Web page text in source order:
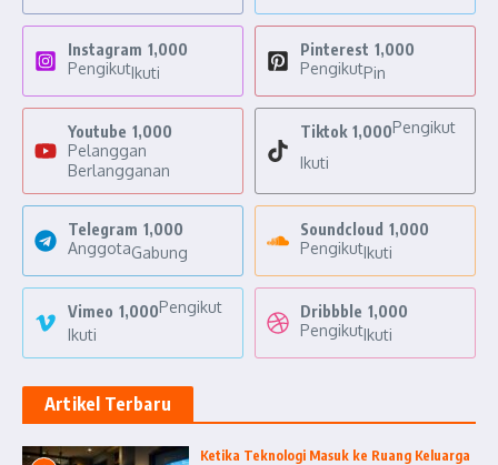
Instagram 1,000
PengikutIkuti
Pinterest 1,000
PengikutPin
Youtube 1,000
Pelanggan
Berlangganan
Tiktok 1,000Pengikut
Ikuti
Telegram 1,000
AnggotaGabung
Soundcloud 1,000
PengikutIkuti
Vimeo 1,000Pengikut
Ikuti
Dribbble 1,000
PengikutIkuti
Artikel Terbaru
Ketika Teknologi Masuk ke Ruang Keluarga